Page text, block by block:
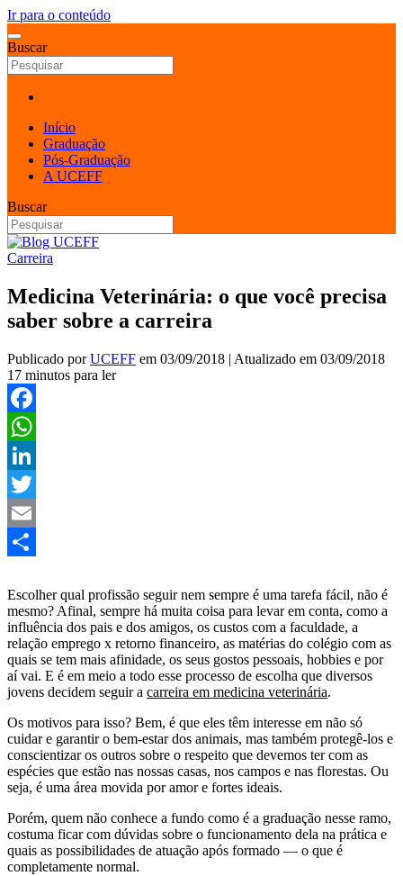
Ir para o conteúdo
Buscar
Início
Graduação
Pós-Graduação
A UCEFF
Buscar
Carreira
Medicina Veterinária: o que você precisa
saber sobre a carreira
Publicado porUCEFF em 03/09/2018 | Atualizado em 03/09/2018
17 minutos para ler
Facebook
WhatsApp
LinkedIn
Twitter
Email
Escolher qual profissão seguir nem sempre é uma tarefa fácil, não é
mesmo? Afinal, sempre há muita coisa para levar em conta, como a
influência dos pais e dos amigos, os custos com a faculdade, a
relação emprego x retorno financeiro, as matérias do colégio com as
quais se tem mais afinidade, os seus gostos pessoais, hobbies e por
aí vai. E é em meio a todo esse processo de escolha que diversos
jovens decidem seguir a carreira em medicina veterinária.
Os motivos para isso? Bem, é que eles têm interesse em não só
cuidar e garantir o bem-estar dos animais, mas também protegê-los e
conscientizar os outros sobre o respeito que devemos ter com as
espécies que estão nas nossas casas, nos campos e nas florestas. Ou
seja, é uma área movida por amor e fortes ideais.
Porém, quem não conhece a fundo como é a graduação nesse ramo,
costuma ficar com dúvidas sobre o funcionamento dela na prática e
quais as possibilidades de atuação após formado — o que é
completamente normal.